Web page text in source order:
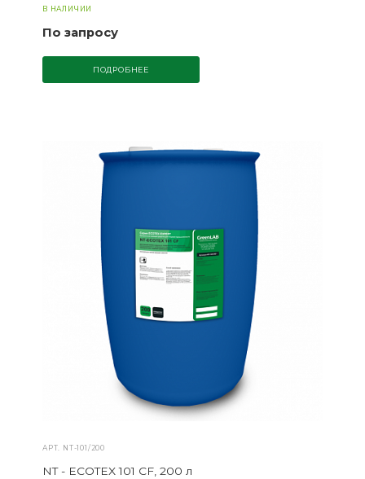
В НАЛИЧИИ
По запросу
ПОДРОБНЕЕ
АРТ. NT-101/200
NT - ECOTEX 101 CF, 200 л